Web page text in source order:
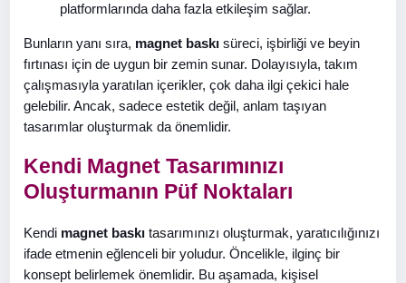
platformlarında daha fazla etkileşim sağlar.
Bunların yanı sıra, magnet baskı süreci, işbirliği ve beyin
fırtınası için de uygun bir zemin sunar. Dolayısıyla, takım
çalışmasıyla yaratılan içerikler, çok daha ilgi çekici hale
gelebilir. Ancak, sadece estetik değil, anlam taşıyan
tasarımlar oluşturmak da önemlidir.
Kendi Magnet Tasarımınızı
Oluşturmanın Püf Noktaları
Kendi magnet baskı tasarımınızı oluşturmak, yaratıcılığınızı
ifade etmenin eğlenceli bir yoludur. Öncelikle, ilginç bir
konsept belirlemek önemlidir. Bu aşamada, kişisel